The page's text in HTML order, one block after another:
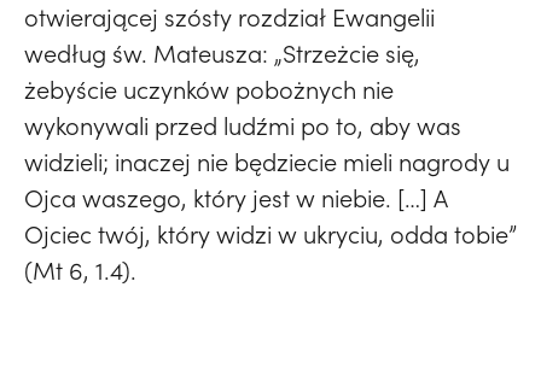
otwierającej szósty rozdział Ewangelii
według św. Mateusza: „Strzeżcie się,
żebyście uczynków pobożnych nie
wykonywali przed ludźmi po to, aby was
widzieli; inaczej nie będziecie mieli nagrody u
Ojca waszego, który jest w niebie. […] A
Ojciec twój, który widzi w ukryciu, odda tobie”
(Mt 6, 1.4).